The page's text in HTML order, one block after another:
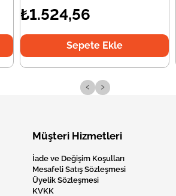
₺1.524,56
Sepete Ekle
‹ ›
Müşteri Hizmetleri
İade ve Değişim Koşulları
Mesafeli Satış Sözleşmesi
Üyelik Sözleşmesi
KVKK